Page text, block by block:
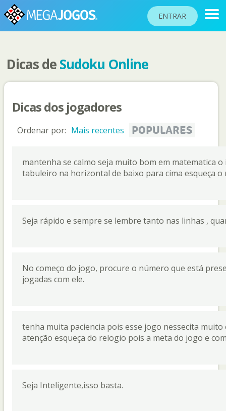
ENTRAR
RANKINGS
TORNEIOS
COMUNIDADE
BLOG
PASSAPORTE
Idioma do site
Dicas deSudoku Online
Dicas dos jogadores
Ordenar por: Mais recentes POPULARES
mantenha se calmo seja muito bom em matematica
tabuleiro na horizontal de baixo para cima esqueça
Seja rápido e sempre se lembre tanto nas linhas ,
No começo do jogo, procure o número que está
jogadas com ele.
tenha muita paciencia pois esse jogo nessecita
atenção esqueça do relogio pois a meta do jogo e
Seja Inteligente,isso basta.